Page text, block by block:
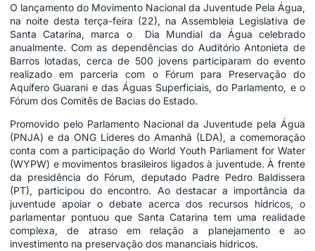
O lançamento do Movimento Nacional da Juventude Pela Água,
na noite desta terça-feira (22), na Assembleia Legislativa de
Santa Catarina, marca o Dia Mundial da Água celebrado
anualmente. Com as dependências do Auditório Antonieta de
Barros lotadas, cerca de 500 jovens participaram do evento
realizado em parceria com o Fórum para Preservação do
Aquífero Guarani e das Águas Superficiais, do Parlamento, e o
Fórum dos Comitês de Bacias do Estado.
Promovido pelo Parlamento Nacional da Juventude pela Água
(PNJA) e da ONG Líderes do Amanhã (LDA), a comemoração
conta com a participação do World Youth Parliament for Water
(WYPW) e movimentos brasileiros ligados à juventude. À frente
da presidência do Fórum, deputado Padre Pedro Baldissera
(PT), participou do encontro. Ao destacar a importância da
juventude apoiar o debate acerca dos recursos hídricos, o
parlamentar pontuou que Santa Catarina tem uma realidade
complexa, de atraso em relação a planejamento e ao
investimento na preservação dos mananciais hídricos.